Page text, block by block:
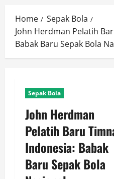
Home
Sepak Bola
John Herdman Pelatih
Babak Baru Sepak Bola
Sepak Bola
John Herdman
Pelatih Baru
Indonesia: Babak
Baru Sepak Bola